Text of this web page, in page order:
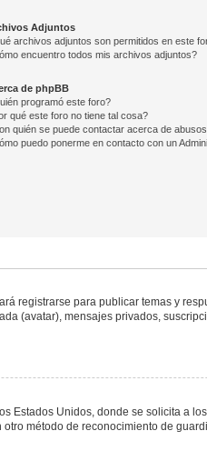
Adjuntos
archivos adjuntos son permitidos en este
encuentro todos mis archivos adjuntos?
de phpBB
programó este foro?
qué este foro no tiene tal cosa?
quién se puede contactar acerca de
puedo ponerme en contacto con un
registrarse para publicar temas y
(avatar), mensajes privados,
Estados Unidos, donde se solicita a
método de reconocimiento de